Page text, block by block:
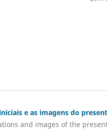
e as imagens do
and images of the